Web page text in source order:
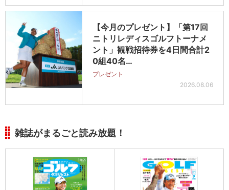
【今月のプレゼント】「第17回
ニトリレディスゴルフトーナメ
ント」観戦招待券を4日間合計2
0組40名…
プレゼント
2026.08.06
雑誌がまるごと読み放題！